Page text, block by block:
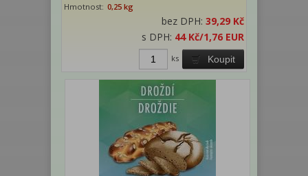
Hmotnost: 0,25 kg
bez DPH: 39,29 Kč
s DPH: 44 Kč/1,76 EUR
Koupit
ks